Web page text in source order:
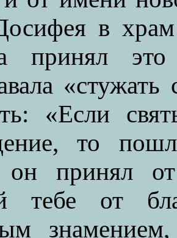
в
принял
«Если
то
принял от
тебе от